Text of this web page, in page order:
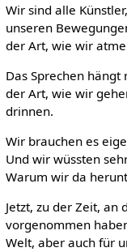
Wir sind alle
unseren
der Art, wie wir
Das Sprechen
der Art, wie wir
drinnen.
Wir brauchen es
Und wir wüssten
Warum wir da
Jetzt, zu der Zeit, an
vorgenommen
Welt, aber auch für